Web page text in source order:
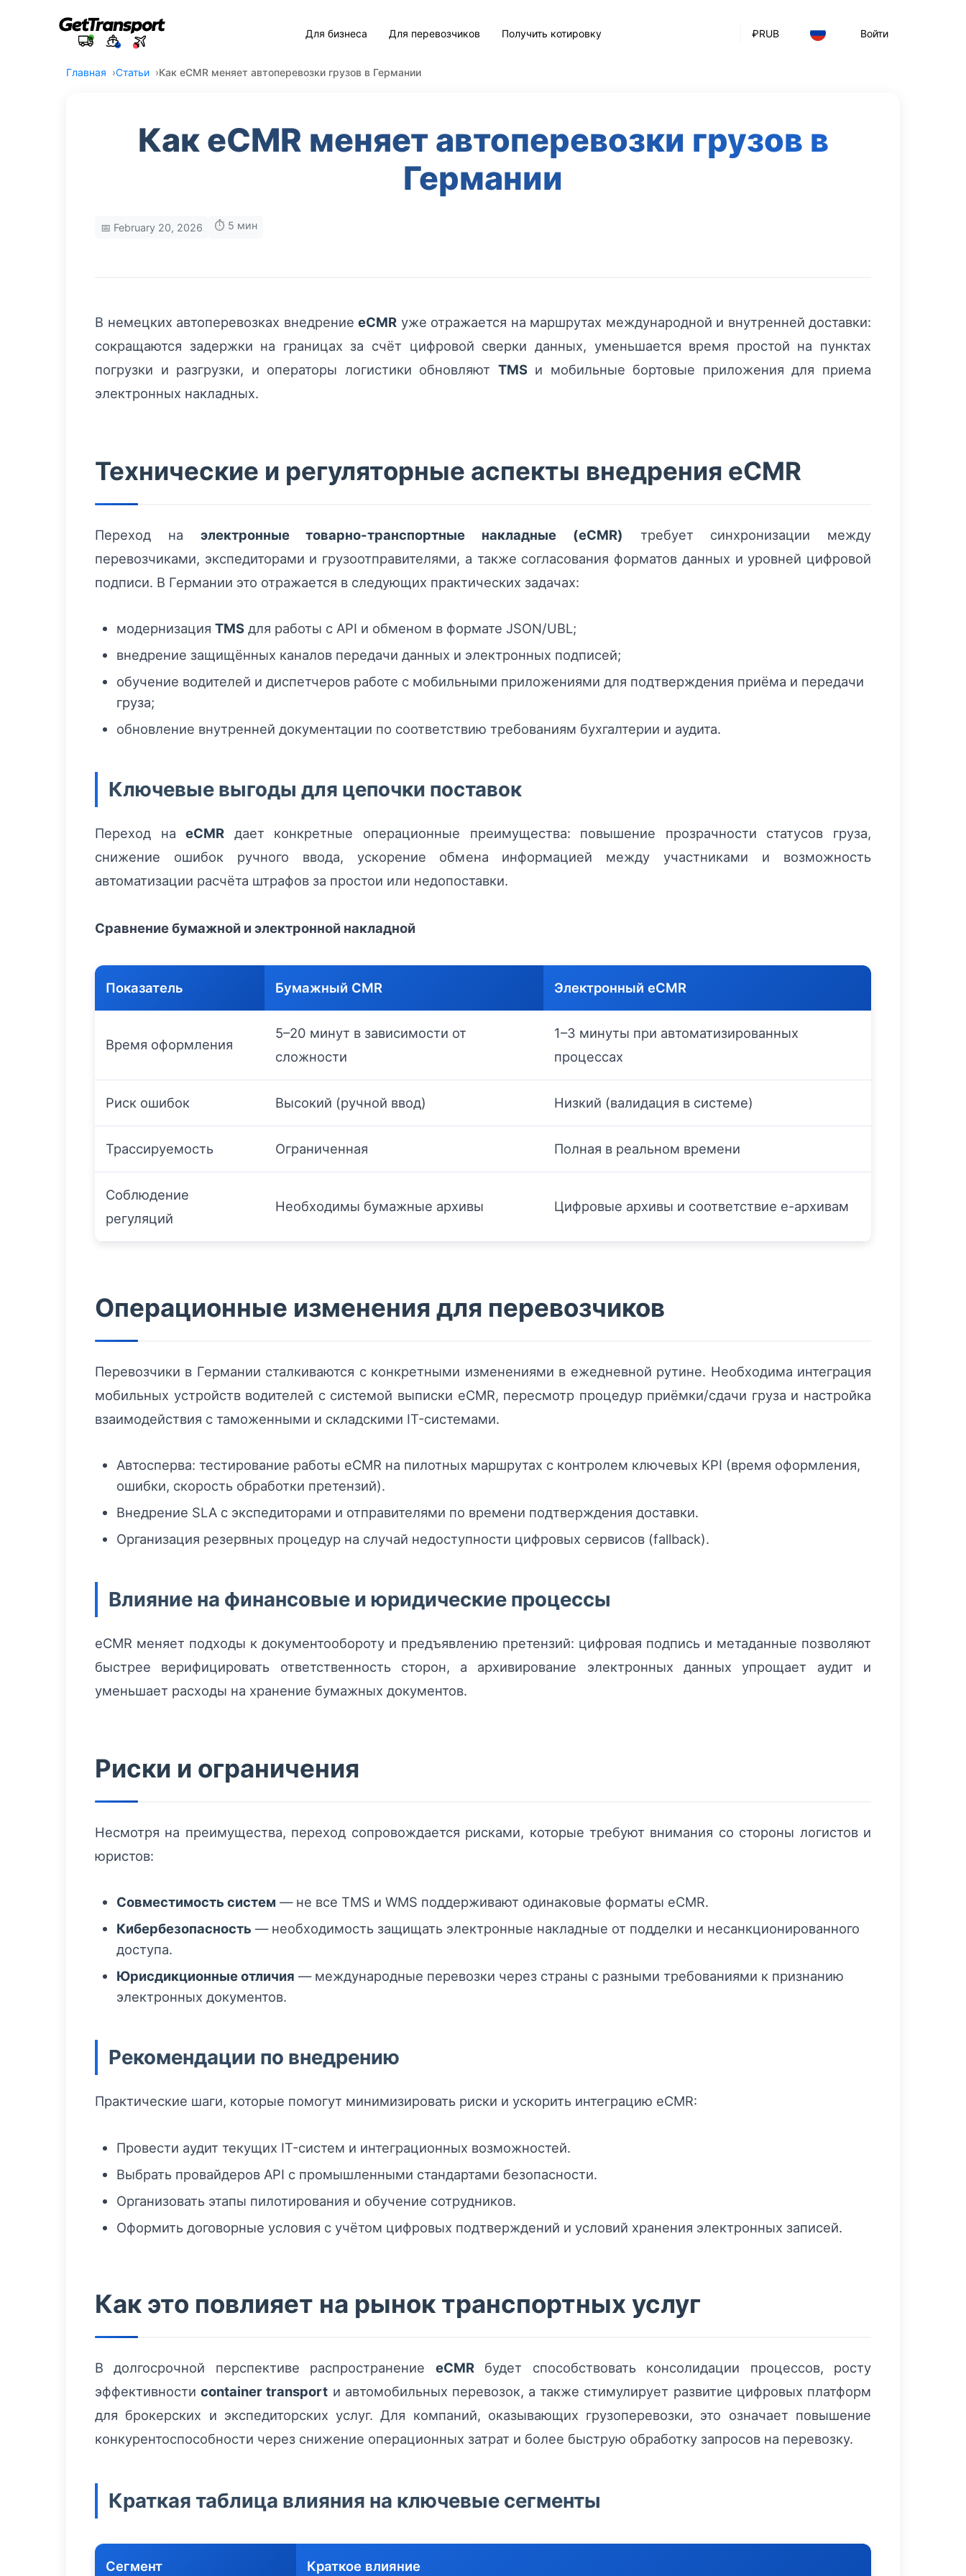
₽RUB Войти
Для бизнеса Для перевозчиков Получить котировку
Главная Статьи Как eCMR меняет автоперевозки грузов в Германии
Как eCMR меняет автоперевозки грузов в
Германии
📅 February 20, 2026 ⏱️ 5 мин
В немецких автоперевозках внедрение eCMR уже отражается на маршрутах международной и внутренней доставки:
сокращаются задержки на границах за счёт цифровой сверки данных, уменьшается время простой на пунктах
погрузки и разгрузки, и операторы логистики обновляют TMSи мобильные бортовые приложения для приема
электронных накладных.
Технические и регуляторные аспекты внедрения eCMR
Переход на электронные товарно-транспортные накладные (eCMR) требует синхронизации между
перевозчиками, экспедиторами и грузоотправителями, а также согласования форматов данных и уровней цифровой
подписи. В Германии это отражается в следующих практических задачах:
модернизация TMS для работы с API и обменом в формате JSON/UBL;
внедрение защищённых каналов передачи данных и электронных подписей;
обучение водителей и диспетчеров работе с мобильными приложениями для подтверждения приёма и передачи
груза;
обновление внутренней документации по соответствию требованиям бухгалтерии и аудита.
Ключевые выгоды для цепочки поставок
Переход наeCMR дает конкретные операционные преимущества: повышение прозрачности статусов груза,
снижение ошибок ручного ввода, ускорение обмена информацией между участниками и возможность
автоматизации расчёта штрафов за простои или недопоставки.
Сравнение бумажной и электронной накладной
Показатель Бумажный CMR Электронный eCMR
Время оформления
5–20 минут в зависимости от
сложности
1–3 минуты при автоматизированных
процессах
Риск ошибок Высокий (ручной ввод) Низкий (валидация в системе)
Трассируемость Ограниченная Полная в реальном времени
Соблюдение
регуляций
Необходимы бумажные архивы Цифровые архивы и соответствие e-архивам
Операционные изменения для перевозчиков
Перевозчики в Германии сталкиваются с конкретными изменениями в ежедневной рутине. Необходима интеграция
мобильных устройств водителей с системой выписки eCMR, пересмотр процедур приёмки/сдачи груза и настройка
взаимодействия с таможенными и складскими IT-системами.
Автосперва: тестирование работы eCMR на пилотных маршрутах с контролем ключевых KPI (время оформления,
ошибки, скорость обработки претензий).
Внедрение SLA с экспедиторами и отправителями по времени подтверждения доставки.
Организация резервных процедур на случай недоступности цифровых сервисов (fallback).
Влияние на финансовые и юридические процессы
eCMR меняет подходы к документообороту и предъявлению претензий: цифровая подпись и метаданные позволяют
быстрее верифицировать ответственность сторон, а архивирование электронных данных упрощает аудит и
уменьшает расходы на хранение бумажных документов.
Риски и ограничения
Несмотря на преимущества, переход сопровождается рисками, которые требуют внимания со стороны логистов и
юристов:
Совместимость систем — не все TMS и WMS поддерживают одинаковые форматы eCMR.
Кибербезопасность — необходимость защищать электронные накладные от подделки и несанкционированного
доступа.
Юрисдикционные отличия — международные перевозки через страны с разными требованиями к признанию
электронных документов.
Рекомендации по внедрению
Практические шаги, которые помогут минимизировать риски и ускорить интеграцию eCMR:
Провести аудит текущих IT-систем и интеграционных возможностей.
Выбрать провайдеров API с промышленными стандартами безопасности.
Организовать этапы пилотирования и обучение сотрудников.
Оформить договорные условия с учётом цифровых подтверждений и условий хранения электронных записей.
Как это повлияет на рынок транспортных услуг
В долгосрочной перспективе распространение eCMRбудет способствовать консолидации процессов, росту
эффективностиcontainer transport и автомобильных перевозок, а также стимулирует развитие цифровых платформ
для брокерских и экспедиторских услуг. Для компаний, оказывающих грузоперевозки, это означает повышение
конкурентоспособности через снижение операционных затрат и более быструю обработку запросов на перевозку.
Краткая таблица влияния на ключевые сегменты
Сегмент Краткое влияние